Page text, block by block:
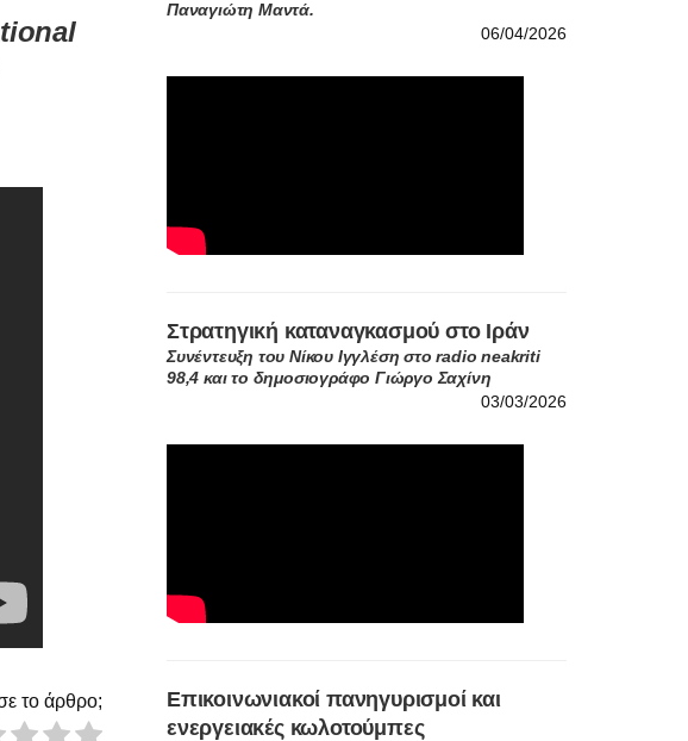
το άρθρο;
Παναγιώτη Μαντά.
06/04/2026
Στρατηγική καταναγκασμού στο Ιράν
Συνέντευξη του Νίκου Ιγγλέση στο radio neakriti
98,4 και το δημοσιογράφο Γιώργο Σαχίνη
03/03/2026
Επικοινωνιακοί πανηγυρισμοί και
ενεργειακές κωλοτούμπες